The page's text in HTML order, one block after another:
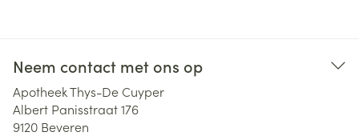
Neem contact met ons op
Apotheek Thys-De Cuyper
Albert Panisstraat 176
9120 Beveren